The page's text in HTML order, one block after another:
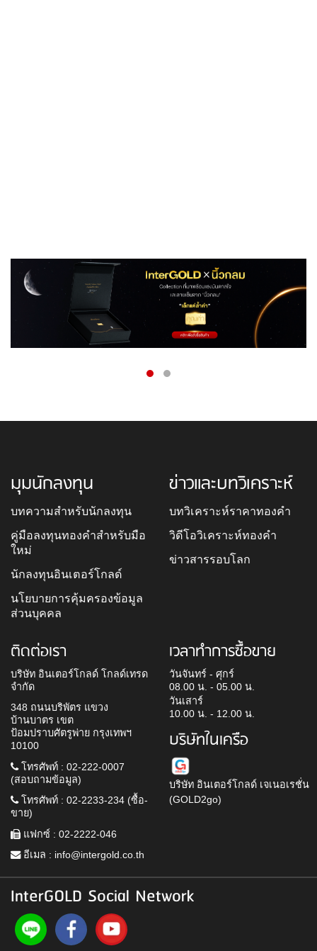
มุมนักลงทุน
บทความสำหรับนักลงทุน
คู่มือลงทุนทองคำสำหรับมือ
ใหม่
นักลงทุนอินเตอร์โกลด์
นโยบายการคุ้มครองข้อมูล
ส่วนบุคคล
ข่าวและบทวิเคราะห์
บทวิเคราะห์ราคาทองคำ
วิดีโอวิเคราะห์ทองคำ
ข่าวสารรอบโลก
ติดต่อเรา
บริษัท อินเตอร์โกลด์ โกลด์เทรด
จำกัด
348 ถนนบริพัตร แขวง
บ้านบาตร เขต
ป้อมปราบศัตรูพ่าย กรุงเทพฯ
10100
โทรศัพท์ : 02-222-0007
(สอบถามข้อมูล)
โทรศัพท์ : 02-2233-234 (ซื้อ-
ขาย)
แฟกซ์ : 02-2222-046
อีเมล : info@intergold.co.th
เวลาทำการซื้อขาย
วันจันทร์ - ศุกร์
08.00 น. - 05.00 น.
วันเสาร์
10.00 น. - 12.00 น.
บริษัทในเครือ
บริษัท อินเตอร์โกลด์ เจเนอเรชั่น
(GOLD2go)
InterGOLD Social Network